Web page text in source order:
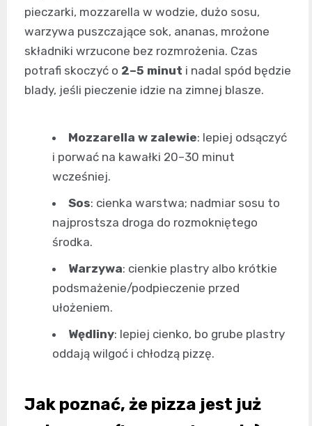
pieczarki, mozzarella w wodzie, dużo sosu,
warzywa puszczające sok, ananas, mrożone
składniki wrzucone bez rozmrożenia. Czas
potrafi skoczyć o 2–5 minut i nadal spód będzie
blady, jeśli pieczenie idzie na zimnej blasze.
Mozzarella w zalewie: lepiej odsączyć
i porwać na kawałki 20–30 minut
wcześniej.
Sos: cienka warstwa; nadmiar sosu to
najprostsza droga do rozmokniętego
środka.
Warzywa: cienkie plastry albo krótkie
podsmażenie/podpieczenie przed
ułożeniem.
Wędliny: lepiej cienko, bo grube plastry
oddają wilgoć i chłodzą pizzę.
Jak poznać, że pizza jest już